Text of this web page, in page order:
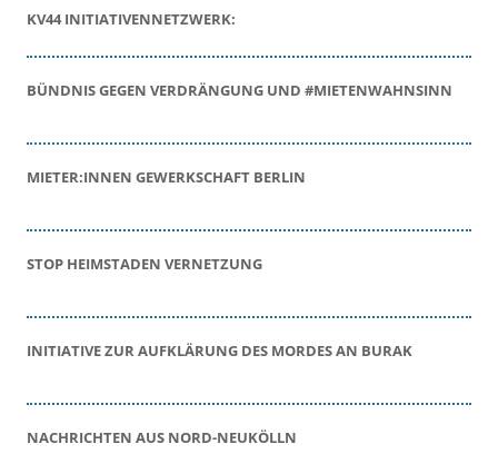
KV44 INITIATIVENNETZWERK:
BÜNDNIS GEGEN VERDRÄNGUNG UND #MIETENWAHNSINN
MIETER:INNEN GEWERKSCHAFT BERLIN
STOP HEIMSTADEN VERNETZUNG
INITIATIVE ZUR AUFKLÄRUNG DES MORDES AN BURAK
NACHRICHTEN AUS NORD-NEUKÖLLN